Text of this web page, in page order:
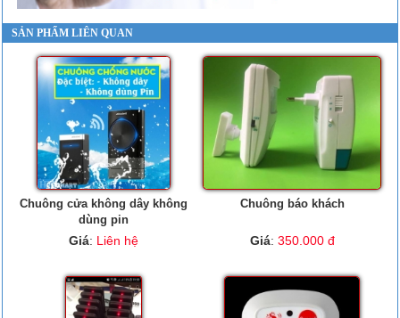
SẢN PHẨM LIÊN QUAN
Chuông cửa không dây không
dùng pin
Giá: Liên hệ
Chuông báo khách
Giá: 350.000 đ